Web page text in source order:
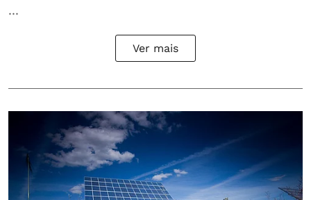
...
Ver mais